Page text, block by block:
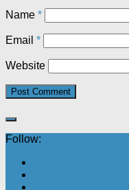
Name *
Email *
Website
Follow: